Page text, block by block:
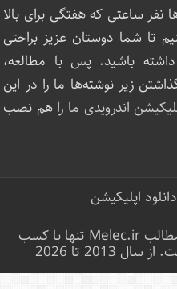
ساعتی که هفتگی برای بالا
شما دوستان عزیز براحتی
باشید. پس با مطالعه،
زیر نوشته‌‌ها ما را در این
اندرویدی ما را هم نصب
دانلود اپلیکیشن
©کپی بخش یا کل هر کدام از مطالب Melec.ir تنها با کسب
تا 2026